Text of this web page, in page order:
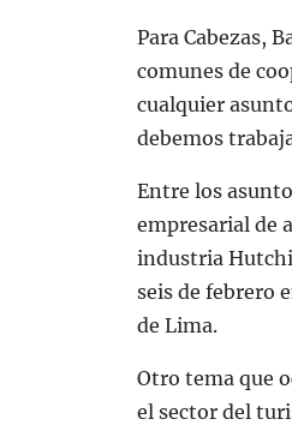
Para Cabezas,
comunes de
cualquier
debemos
Entre los
empresarial de
industria
seis de febrero
de Lima.
Otro tema que
el sector del